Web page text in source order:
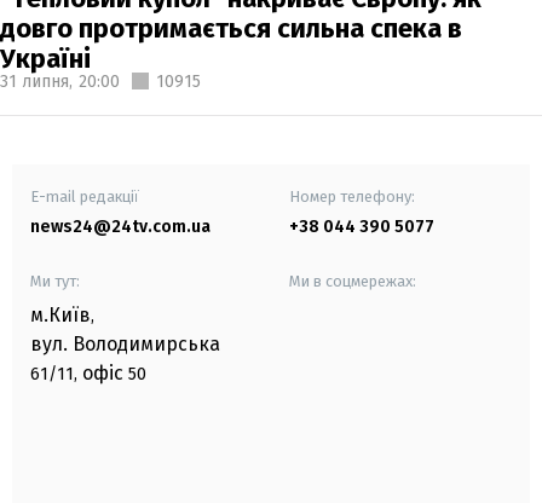
довго протримається сильна спека в
Україні
31 липня, 20:00 10915
E-mail редакції
news24@24tv.com.ua
Номер телефону:
+38 044 390 5077
Ми тут:
м.Київ,
вул. Володимирська
61/11, офіс 50
Ми в соцмережах: